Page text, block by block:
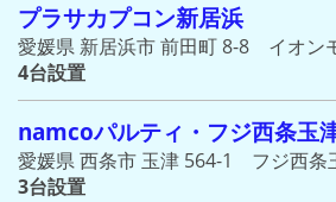
プラサカプコン新居浜
愛媛県 新居浜市 前田町 8-8 イオン
4台設置
namcoパルティ・フジ西条玉
愛媛県 西条市 玉津 564-1 フジ西条
3台設置